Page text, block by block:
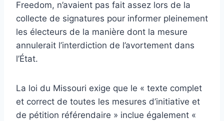
Freedom, n’avaient pas fait assez lors de la
collecte de signatures pour informer pleinement
les électeurs de la manière dont la mesure
annulerait l’interdiction de l’avortement dans
l’État.
La loi du Missouri exige que le « texte complet
et correct de toutes les mesures d’initiative et
de pétition référendaire » inclue également «